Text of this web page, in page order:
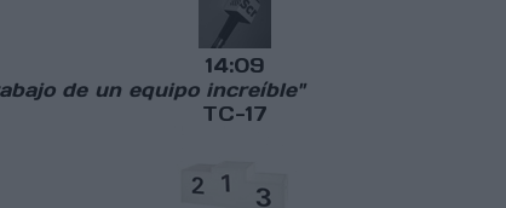
14:09
de un equipo increíble"
TC-17